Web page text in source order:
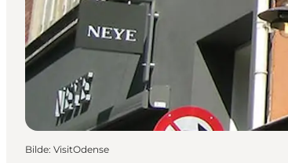
Bilde: VisitOdense